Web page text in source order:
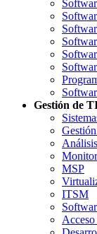
Gestión de
MSP
ITSM